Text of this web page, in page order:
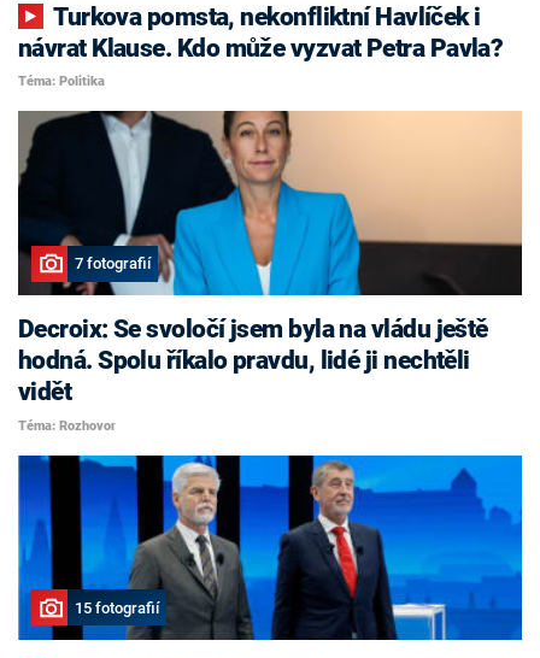
Turkova pomsta, nekonfliktní Havlíček i
návrat Klause. Kdo může vyzvat Petra Pavla?
Téma: Politika
7 fotografií
Decroix: Se svoločí jsem byla na vládu ještě
hodná. Spolu říkalo pravdu, lidé ji nechtěli
vidět
Téma: Rozhovor
15 fotografií